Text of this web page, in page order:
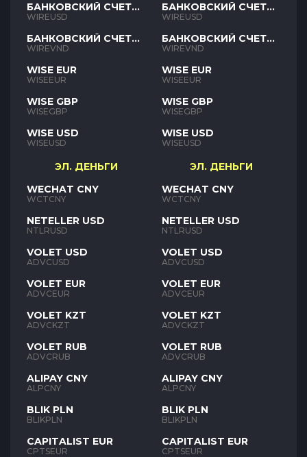
БАНКОВСКИЙ СЧЕТ
USD
WIREUSD
БАНКОВСКИЙ СЧЕТ
VND
WIREVND
WISE EUR
WISEEUR
WISE GBP
WISEGBP
WISE USD
WISEUSD
ЭЛ. ДЕНЬГИ
WECHAT CNY
WCTCNY
NETELLER USD
NTLRUSD
VOLET USD
ADVCUSD
VOLET EUR
ADVCEUR
VOLET KZT
ADVCKZT
VOLET RUB
ADVCRUB
ALIPAY CNY
ALPCNY
BLIK PLN
BLIKPLN
CAPITALIST EUR
CPTSEUR
БАНКОВСКИЙ СЧЕТ
USD
WIREUSD
БАНКОВСКИЙ СЧЕТ
VND
WIREVND
WISE EUR
WISEEUR
WISE GBP
WISEGBP
WISE USD
WISEUSD
ЭЛ. ДЕНЬГИ
WECHAT CNY
WCTCNY
NETELLER USD
NTLRUSD
VOLET USD
ADVCUSD
VOLET EUR
ADVCEUR
VOLET KZT
ADVCKZT
VOLET RUB
ADVCRUB
ALIPAY CNY
ALPCNY
BLIK PLN
BLIKPLN
CAPITALIST EUR
CPTSEUR